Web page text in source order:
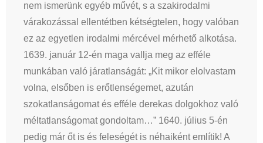
nem ismerünk egyéb művét, s a szakirodalmi
várakozással ellentétben kétségtelen, hogy valóban
ez az egyetlen irodalmi mércével mérhető alkotása.
1639. január 12-én maga vallja meg az efféle
munkában való járatlanságát: „Kit mikor elolvastam
volna, elsőben is erőtlenségemet, azután
szokatlanságomat és efféle derekas dolgokhoz való
méltatlanságomat gondoltam…” 1640. július 5-én
pedig már őt is és feleségét is néhaiként említik! A